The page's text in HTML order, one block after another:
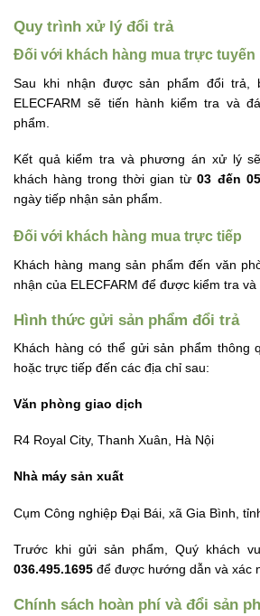
Quy trình xử lý đổi trả
Đối với khách hàng mua trực tuyến
Sau khi nhận được sản phẩm đổi trả,
ELECFARM sẽ tiến hành kiểm tra và
phẩm.
Kết quả kiểm tra và phương án xử lý
khách hàng trong thời gian từ03 đến
ngày tiếp nhận sản phẩm.
Đối với khách hàng mua trực tiếp
Khách hàng mang sản phẩm đến văn
nhận của ELECFARM để được kiểm tra
Hình thức gửi sản phẩm đổi trả
Khách hàng có thể gửi sản phẩm thông
hoặc trực tiếp đến các địa chỉ sau:
Văn phòng giao dịch
R4 Royal City, Thanh Xuân, Hà Nội
Nhà máy sản xuất
Cụm Công nghiệp Đại Bái, xã Gia Bình,
Trước khi gửi sản phẩm, Quý khách
036.495.1695 để được hướng dẫn và xác
Chính sách hoàn phí và đổi sản